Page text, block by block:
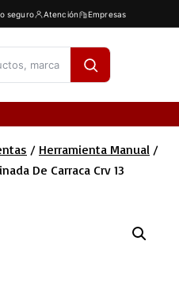
seguro Atención Empresas
/ Herramienta Manual /
De Carraca Crv 13